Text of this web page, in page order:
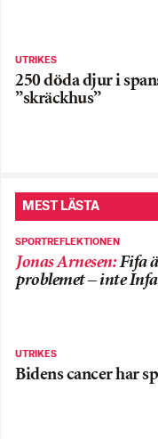
UTRIKES
250 döda djur i
”skräckhus”
MEST LÄSTA
SPORTREFLEKTIONEN
Jonas Arnesen:Fifa
problemet – inte
UTRIKES
Bidens cancer har